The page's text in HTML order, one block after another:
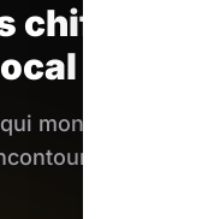
chiffres
montrent
de